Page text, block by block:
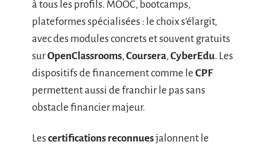
à tous les profils. MOOC, bootcamps,
plateformes spécialisées : le choix s’élargit,
avec des modules concrets et souvent gratuits
surOpenClassrooms,Coursera,CyberEdu. Les
dispositifs de financement comme le CPF
permettent aussi de franchir le pas sans
obstacle financier majeur.
Lescertifications reconnuesjalonnent le